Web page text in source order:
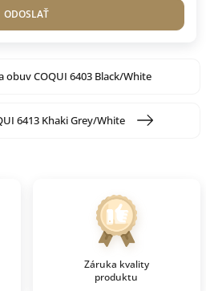
ODOSLAŤ
obuv COQUI 6403 Black/White
6413 Khaki Grey/White
Záruka kvality
produktu